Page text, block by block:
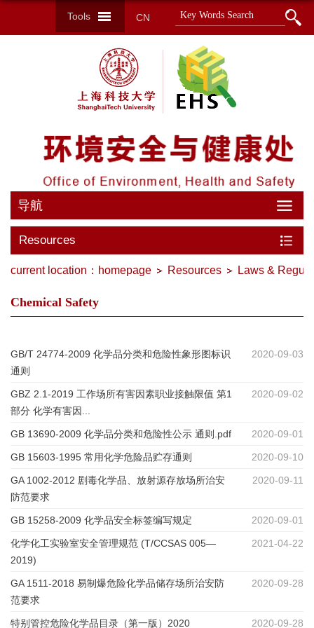
CN
Tools
导航
Resources
current location： homepage Resources Laws &
Chemical Safety
GB/T 24774-2009 化学品分类和危险性象形图标识
通则
2020-09-03
GBZ 2.1-2019 工作场所有害因素职业接触限值 第1
部分 化学有害因...
2020-09-02
GB 13690-2009 化学品分类和危险性公示 通则.pdf 2020-09-01
GB 15603-1995 常用化学危险品贮存通则 2020-09-10
GA 1002-2012 剧毒化学品、放射源存放场所治安
防范要求
2020-09-11
GB 15258-2009 化学品安全标签编写规定 2020-09-01
化学化工实验室安全管理规范 (T/CCSAS 005—
2019)
2021-04-22
GA 1511-2018 易制爆危险化学品储存场所治安防
范要求
2020-09-28
特别管控危险化学品目录（第一版）2020 2020-09-28